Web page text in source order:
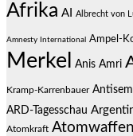
Afrika AI Albrecht von
Amnesty International Ampel-
Merkel
Anis Amri
Kramp-Karrenbauer
ARD-Tagesschau
Atomkraft Atomwaffen